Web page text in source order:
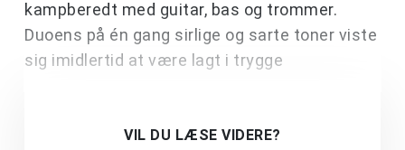
kampberedt med guitar, bas og trommer.
Duoens på én gang sirlige og sarte toner viste
sig imidlertid at være lagt i trygge
VIL DU LÆSE VIDERE?